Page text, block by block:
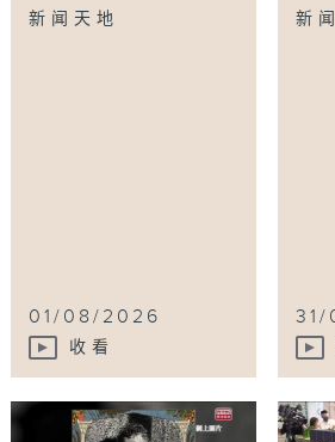
新闻天地
01/08/2026
收看
新